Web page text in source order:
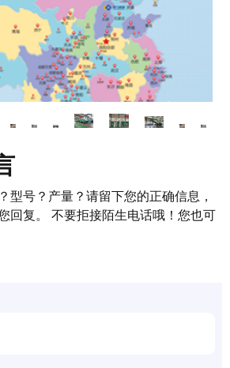
型号？产量？请留下您的正确信息，
回复。 不要拒接陌生电话哦！您也可